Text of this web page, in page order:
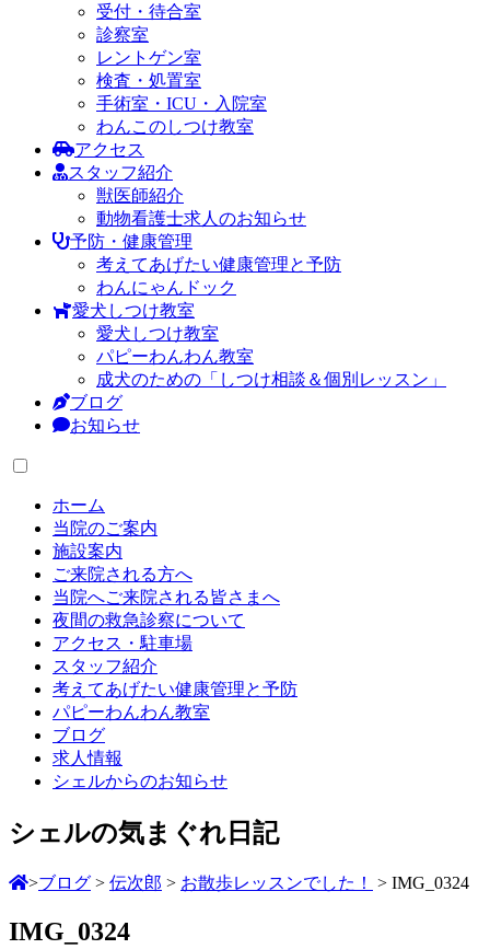
受付・待合室
診察室
レントゲン室
検査・処置室
手術室・ICU・入院室
わんこのしつけ教室
アクセス
スタッフ紹介
獣医師紹介
動物看護士求人のお知らせ
予防・健康管理
考えてあげたい健康管理と予防
わんにゃんドック
愛犬しつけ教室
愛犬しつけ教室
パピーわんわん教室
成犬のための「しつけ相談＆個別レッスン」
ブログ
お知らせ
ホーム
当院のご案内
施設案内
ご来院される方へ
当院へご来院される皆さまへ
夜間の救急診察について
アクセス・駐車場
スタッフ紹介
考えてあげたい健康管理と予防
パピーわんわん教室
ブログ
求人情報
シェルからのお知らせ
シェルの気まぐれ日記
>ブログ > 伝次郎 > お散歩レッスンでした！ > IMG_0324
IMG_0324